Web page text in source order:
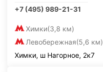
+7 (495) 989-21-31
Химки(3,8 км)
Левобережная(5,6 км)
Химки, ш Нагорное, 2к7